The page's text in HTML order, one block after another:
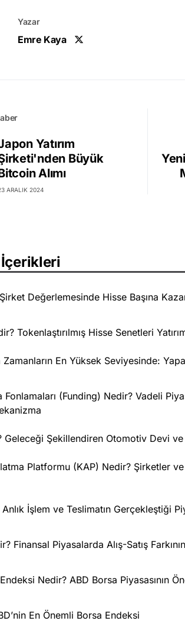
Yazar
Emre Kaya
Yatırım
Büyük
Alımı
ARALIK 2024
Değerlemesinde Hisse Başına
Tokenlaştırılmış Hisse Senetleri
Zamanların En Yüksek Seviyesinde:
Fonlamaları (Funding) Nedir? Vadeli
Geleceği Şekillendiren Otomotiv Devi
Platformu (KAP) Nedir? Şirketler ve
İşlem ve Teslimatın Gerçekleştiği
Finansal Piyasalarda Alış-Satış
Nedir? ABD Borsa Piyasasının
En Önemli Borsa Endeksi